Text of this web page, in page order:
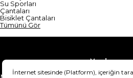
Su Sporları
Çantaları
Bisiklet Çantaları
Tümünü Gör
Yardım